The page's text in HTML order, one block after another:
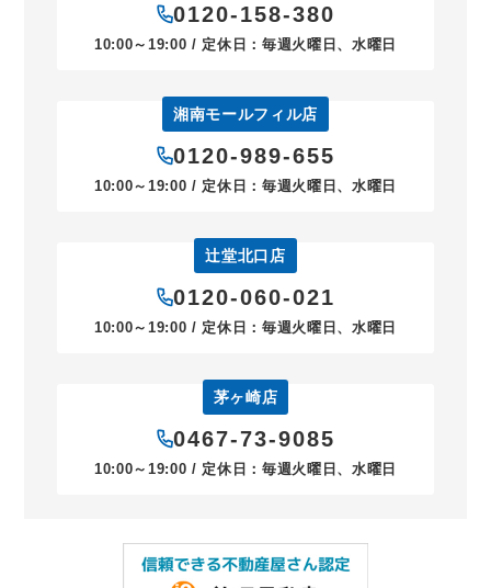
0120-158-380
10:00～19:00 / 定休日：毎週火曜日、水曜日
湘南モールフィル店
0120-989-655
10:00～19:00 / 定休日：毎週火曜日、水曜日
辻堂北口店
0120-060-021
10:00～19:00 / 定休日：毎週火曜日、水曜日
茅ヶ崎店
0467-73-9085
10:00～19:00 / 定休日：毎週火曜日、水曜日